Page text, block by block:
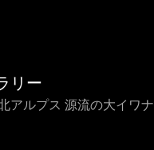
リー
アルプス 源流の大イワナ